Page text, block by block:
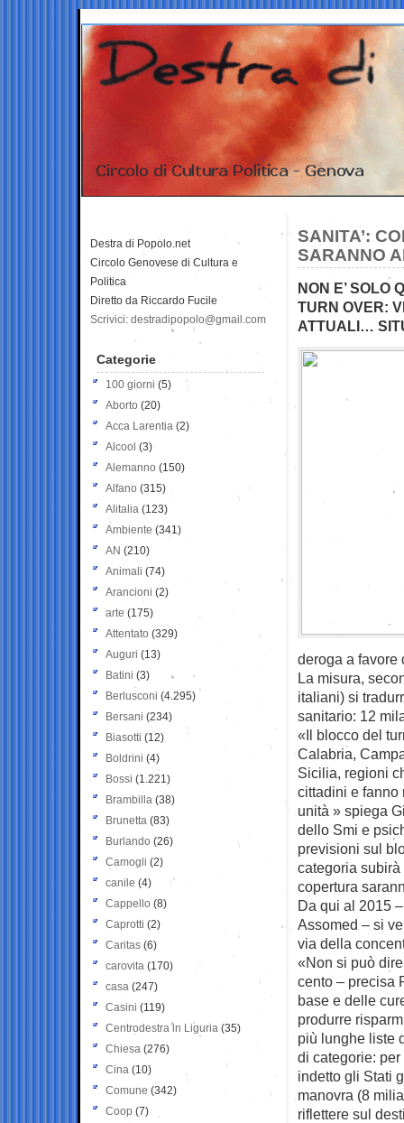
SANITA’:
SARANNO
NON E’ SOLO
TURN OVER:
ATTUALI…
deroga a favore
La misura,
italiani) si
sanitario: 12
«Il blocco del
Calabria,
Sicilia, regioni
cittadini e fanno
unità » spiega
dello Smi e
previsioni sul
categoria
copertura
Da qui al 2015
Assomed – si
via della
«Non si può
cento – precisa
base e delle
produrre
più lunghe liste
di categorie:
indetto gli Stati
manovra (8
riflettere sul
Destra di Popolo.net
Circolo Genovese di Cultura e
Politica
Diretto da Riccardo Fucile
Scrivici: destradipopolo@gmail.com
Categorie
100 giorni (5)
Aborto (20)
Acca Larentia (2)
Alcool (3)
Alemanno (150)
Alfano (315)
Alitalia (123)
Ambiente (341)
AN (210)
Animali (74)
Arancioni (2)
arte (175)
Attentato (329)
Auguri (13)
Batini (3)
Berlusconi (4.295)
Bersani (234)
Biasotti (12)
Boldrini (4)
Bossi (1.221)
Brambilla (38)
Brunetta (83)
Burlando (26)
Camogli (2)
canile (4)
Cappello (8)
Caprotti (2)
Caritas (6)
carovita (170)
casa (247)
Casini (119)
Centrodestra in Liguria (35)
Chiesa (276)
Cina (10)
Comune (342)
Coop (7)